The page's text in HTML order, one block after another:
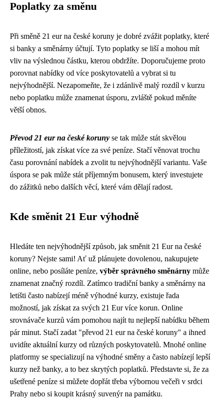
Poplatky za směnu
Při směně 21 eur na české koruny je dobré zvážit poplatky, které
si banky a směnárny účtují. Tyto poplatky se liší a mohou mít
vliv na výslednou částku, kterou obdržíte. Doporučujeme proto
porovnat nabídky od více poskytovatelů a vybrat si tu
nejvýhodnější. Nezapomeňte, že i zdánlivě malý rozdíl v kurzu
nebo poplatku může znamenat úsporu, zvláště pokud měníte
větší obnos.
Převod 21 eur na české koruny se tak může stát skvělou
příležitostí, jak získat více za své peníze. Stačí věnovat trochu
času porovnání nabídek a zvolit tu nejvýhodnější variantu. Vaše
úspora se pak může stát příjemným bonusem, který investujete
do zážitků nebo dalších věcí, které vám dělají radost.
Kde směnit 21 Eur výhodně
Hledáte ten nejvýhodnější způsob, jak směnit 21 Eur na české
koruny? Nejste sami! Ať už plánujete dovolenou, nakupujete
online, nebo posíláte peníze, výběr správného směnárny může
znamenat značný rozdíl. Zatímco tradiční banky a směnárny na
letišti často nabízejí méně výhodné kurzy, existuje řada
možností, jak získat za svých 21 Eur více korun. Online
srovnávače kurzů vám pomohou najít tu nejlepší nabídku během
pár minut. Stačí zadat "převod 21 eur na české koruny" a ihned
uvidíte aktuální kurzy od různých poskytovatelů. Mnohé online
platformy se specializují na výhodné směny a často nabízejí lepší
kurzy než banky, a to bez skrytých poplatků. Představte si, že za
ušetřené peníze si můžete dopřát třeba výbornou večeři v srdci
Prahy nebo si koupit krásný suvenýr na památku.